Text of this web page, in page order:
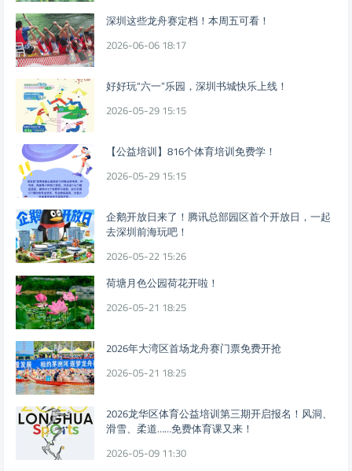
深圳这些龙舟赛定档！本周五可看！
2026-06-06 18:17
好好玩“六一”乐园，深圳书城快乐上线！
2026-05-29 15:15
【公益培训】816个体育培训免费学！
2026-05-29 15:15
企鹅开放日来了！腾讯总部园区首个开放日，一起
去深圳前海玩吧！
2026-05-22 15:26
荷塘月色公园荷花开啦！
2026-05-21 18:25
2026年大湾区首场龙舟赛门票免费开抢
2026-05-21 18:25
2026龙华区体育公益培训第三期开启报名！风洞、
滑雪、柔道……免费体育课又来！
2026-05-09 11:30